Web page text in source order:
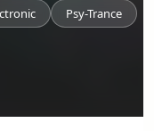
Psy-Trance